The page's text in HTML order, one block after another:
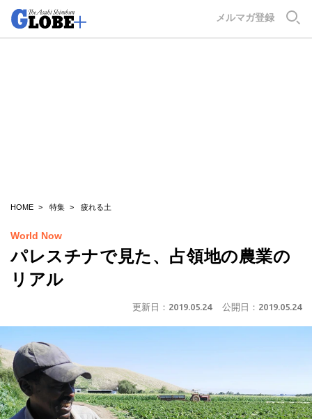
メルマガ登録
HOME 特集 疲れる土
World Now
パレスチナで見た、占領地の農業の
リアル
更新日： 2019.05.24 公開日： 2019.05.24